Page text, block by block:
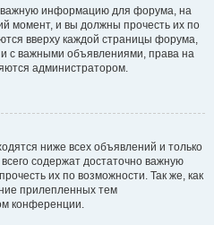
информацию для форума, на
момент, и вы должны прочесть их по
вверху каждой страницы форума,
и с важными объявлениями, права на
администратором.
ниже всех объявлений и только
содержат достаточно важную
их по возможности. Так же, как
прилепленных тем
конференции.